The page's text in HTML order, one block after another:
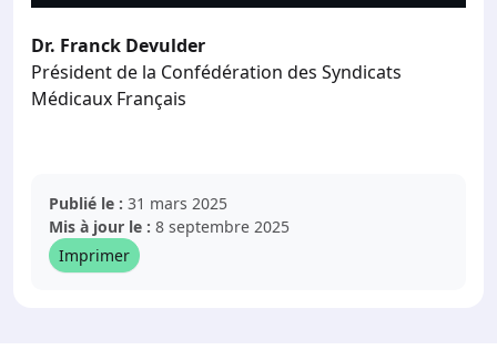
Dr. Franck Devulder
Président de la Confédération des Syndicats
Médicaux Français
Publié le : 31 mars 2025
Mis à jour le : 8 septembre 2025
Imprimer